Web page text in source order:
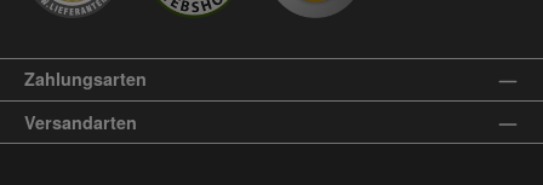
Zahlungsarten
Versandarten